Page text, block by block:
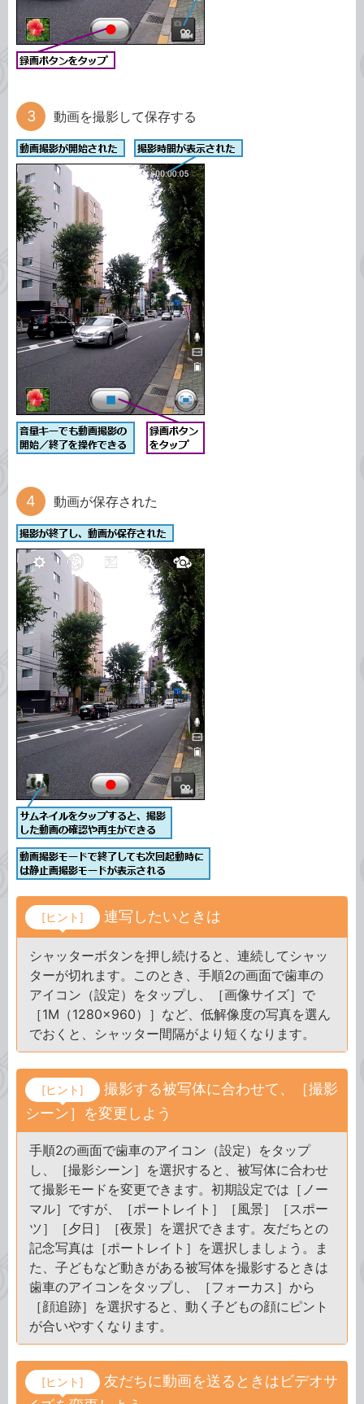
動画を撮影して保存する
動画が保存された
[ヒント] 連写したいときは
シャッターボタンを押し続けると、連続してシャッ
ターが切れます。このとき、手順2の画面で歯車の
アイコン（設定）をタップし、［画像サイズ］で
［1M（1280×960）］など、低解像度の写真を選ん
でおくと、シャッター間隔がより短くなります。
[ヒント]
撮影する被写体に合わせて、［撮影
シーン］を変更しよう
手順2の画面で歯車のアイコン（設定）をタップ
し、［撮影シーン］を選択すると、被写体に合わせ
て撮影モードを変更できます。初期設定では［ノー
マル］ですが、［ポートレイト］［風景］［スポー
ツ］［夕日］［夜景］を選択できます。友だちとの
記念写真は［ポートレイト］を選択しましょう。ま
た、子どもなど動きがある被写体を撮影するときは
歯車のアイコンをタップし、［フォーカス］から
［顔追跡］を選択すると、動く子どもの顔にピント
が合いやすくなります。
[ヒント]
友だちに動画を送るときはビデオサ